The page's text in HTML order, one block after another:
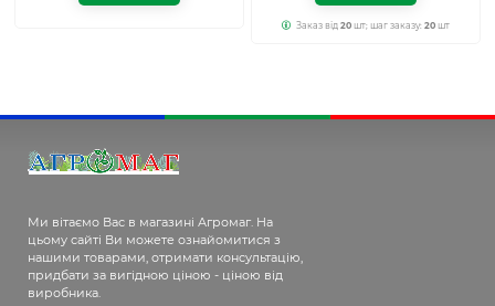
Заказ від 20 шт; шаг заказу: 20 шт
Ми вітаємо Вас в магазині Агромаг. На
цьому сайті Ви можете ознайомитися з
нашими товарами, отримати консультацію,
придбати за вигідною ціною - ціною від
виробника.